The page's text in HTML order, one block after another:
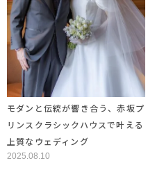
モダンと伝統が響き合う、赤坂プ
リンスクラシックハウスで叶える
上質なウェディング
2025.08.10